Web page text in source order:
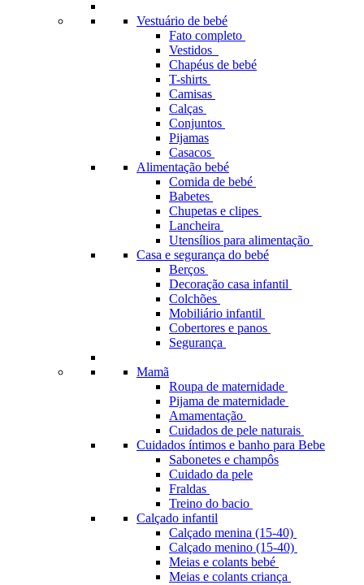
Vestuário de bebé
Fato completo
Vestidos
Chapéus de bebé
T-shirts
Camisas
Calças
Conjuntos
Pijamas
Casacos
Alimentação bebé
Comida de bebé
Babetes
Chupetas e clipes
Lancheira
Utensílios para alimentação
Casa e segurança do bebé
Berços
Decoração casa infantil
Colchões
Mobiliário infantil
Cobertores e panos
Segurança
Mamã
Roupa de maternidade
Pijama de maternidade
Amamentação
Cuidados de pele naturais
Cuidados íntimos e banho para Bebe
Sabonetes e champôs
Cuidado da pele
Fraldas
Treino do bacio
Calçado infantil
Calçado menina (15-40)
Calçado menino (15-40)
Meias e colants bebé
Meias e colants criança